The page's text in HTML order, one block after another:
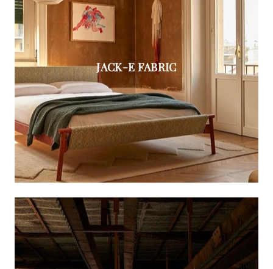
JACK-E FABRIC